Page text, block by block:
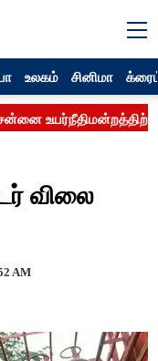
உலகம் சினிமா
விலை
AM